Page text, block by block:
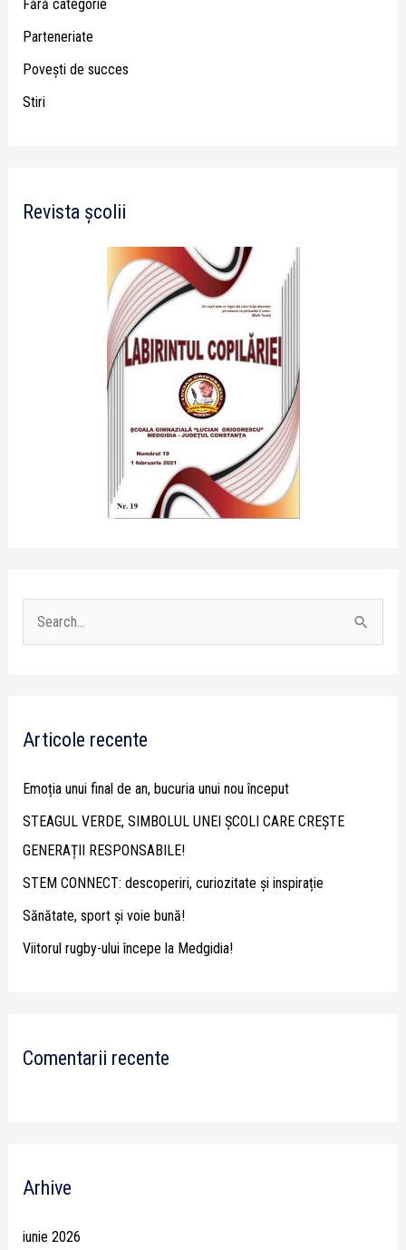
Fără categorie
Parteneriate
Poveşti de succes
Stiri
Revista școlii
c
o
r
:
Articole recente
Emoția unui final de an, bucuria unui nou început
STEAGUL VERDE, SIMBOLUL UNEI ȘCOLI CARE CREȘTE
GENERAȚII RESPONSABILE!
STEM CONNECT: descoperiri, curiozitate și inspirație
Sănătate, sport și voie bună!
Viitorul rugby-ului începe la Medgidia!
Comentarii recente
Arhive
iunie 2026